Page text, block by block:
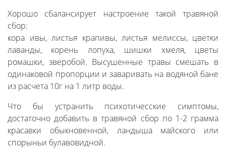
Хорошо сбалансирует настроение такой травяной
сбор:
кора ивы, листья крапивы, листья мелиссы, цветки
лаванды, корень лопуха, шишки хмеля, цветы
ромашки, зверобой. Высушенные травы смешать в
одинаковой пропорции и заваривать на водяной бане
из расчета 10г на 1 литр воды.
Что бы устранить психотичесские симптомы,
достаточно добавить в травяной сбор по 1-2 грамма
красавки обыкновенной, ландыша майского или
спорыньи булавовидной.